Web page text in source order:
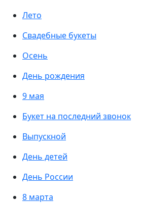
Лето
Свадебные букеты
Осень
День рождения
9 мая
Букет на последний звонок
Выпускной
День детей
День России
8 марта